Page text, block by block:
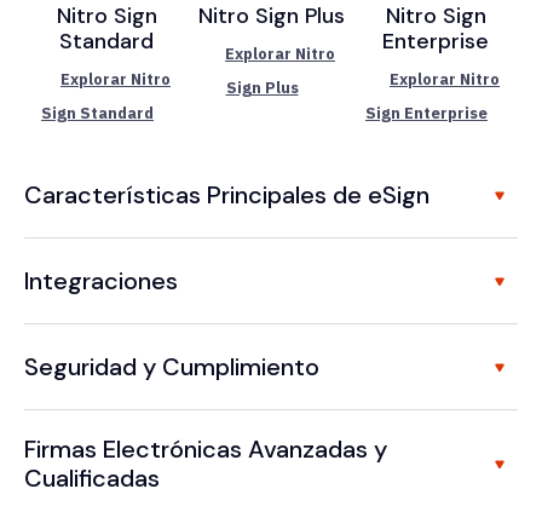
Nitro Sign
Standard
Explorar Nitro
Sign Standard
Nitro Sign Plus
Explorar Nitro
Sign Plus
Nitro Sign
Enterprise
Explorar Nitro
Sign Enterprise
Características Principales de eSign
Integraciones
Seguridad y Cumplimiento
Firmas Electrónicas Avanzadas y
Cualificadas